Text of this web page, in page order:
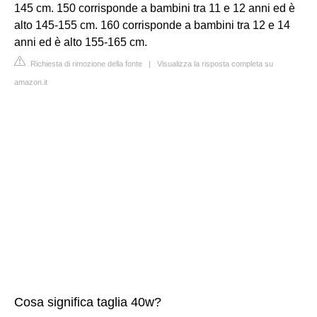
145 cm. 150 corrisponde a bambini tra 11 e 12 anni ed è
alto 145-155 cm. 160 corrisponde a bambini tra 12 e 14
anni ed è alto 155-165 cm.
Richiesta di rimozione della fonte | Visualizza la risposta completa su
amazon.it
Cosa significa taglia 40w?